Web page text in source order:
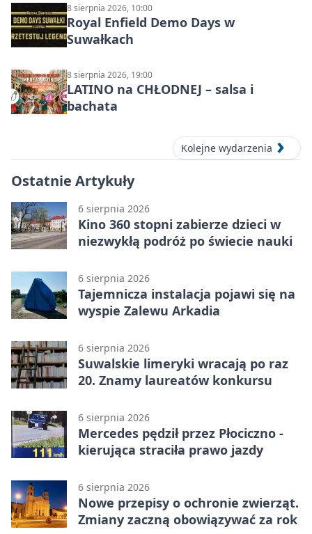
DZŪKIJOS – jednodienė kelionė
8 sierpnia 2026, 10:00
Royal Enfield Demo Days w
Suwałkach
8 sierpnia 2026, 19:00
LATINO na CHŁODNEJ – salsa i
bachata
Kolejne wydarzenia
Ostatnie Artykuły
6 sierpnia 2026
Kino 360 stopni zabierze dzieci w
niezwykłą podróż po świecie nauki
6 sierpnia 2026
Tajemnicza instalacja pojawi się na
wyspie Zalewu Arkadia
6 sierpnia 2026
Suwalskie limeryki wracają po raz
20. Znamy laureatów konkursu
6 sierpnia 2026
Mercedes pędził przez Płociczno -
kierująca straciła prawo jazdy
6 sierpnia 2026
Nowe przepisy o ochronie zwierząt.
Zmiany zaczną obowiązywać za rok